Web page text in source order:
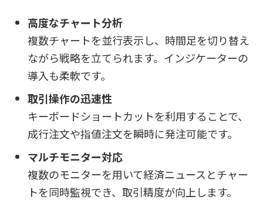
高度なチャート分析
複数チャートを並行表示し、時間足を切り替え
ながら戦略を立てられます。インジケーターの
導入も柔軟です。
取引操作の迅速性
キーボードショートカットを利用することで、
成行注文や指値注文を瞬時に発注可能です。
マルチモニター対応
複数のモニターを用いて経済ニュースとチャー
トを同時監視でき、取引精度が向上します。